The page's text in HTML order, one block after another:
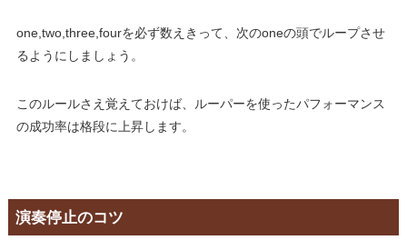
one,two,three,fourを必ず数えきって、次のoneの頭でループさせ
るようにしましょう。
このルールさえ覚えておけば、ルーパーを使ったパフォーマンス
の成功率は格段に上昇します。
演奏停止のコツ